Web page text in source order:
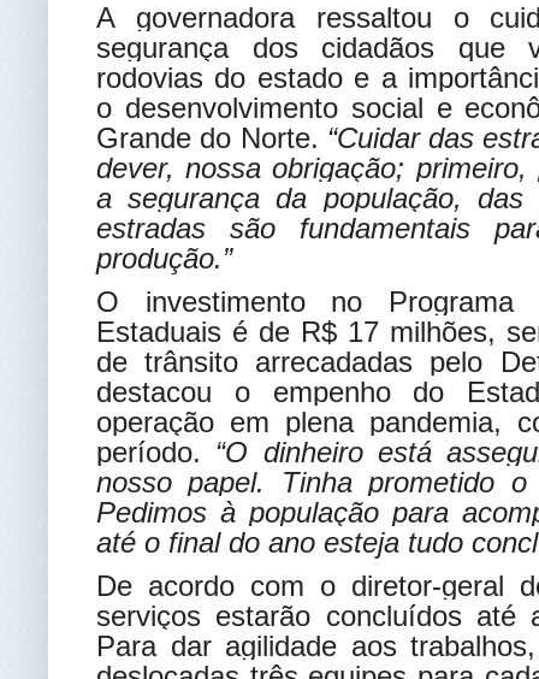
A governadora ressaltou o
segurança dos cidadãos que
rodovias do estado e a
o desenvolvimento social e
Grande do Norte. “Cuidar das
dever, nossa obrigação; primeiro,
a segurança da população, das
estradas são fundamentais
produção.”
O investimento no Programa
Estaduais é de R$ 17 milhões,
de trânsito arrecadadas pelo
destacou o empenho do
operação em plena pandemia,
período. “O dinheiro está
nosso papel. Tinha prometido
Pedimos à população para
até o final do ano esteja tudo
De acordo com o diretor-geral
serviços estarão concluídos até
Para dar agilidade aos